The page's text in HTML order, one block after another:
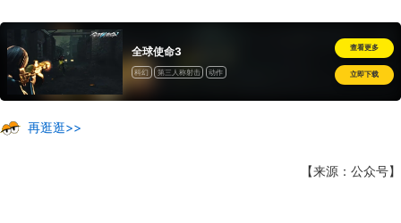
全球使命3
科幻 第三人称射击 动作
查看更多
立即下载
再逛逛>>
【来源：公众号】